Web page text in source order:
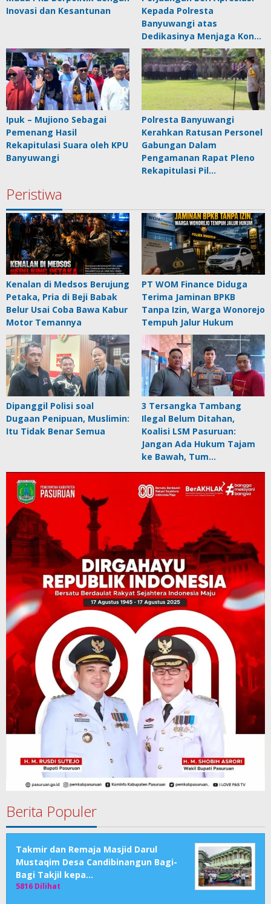
Inovasi dan Kesantunan
Kepada Polresta
Banyuwangi atas
Dedikasinya Menjaga Kon…
Ipuk – Mujiono Sebagai
Pemenang Hasil
Rekapitulasi Suara oleh KPU
Banyuwangi
Polresta Banyuwangi
Kerahkan Ratusan Personel
Gabungan Dalam
Pengamanan Rapat Pleno
Rekapitulasi Pil…
Peristiwa
Kenalan di Medsos Berujung
Petaka, Pria di Beji Babak
Belur Usai Coba Bawa Kabur
Motor Temannya
PT WOM Finance Diduga
Terima Jaminan BPKB
Tanpa Izin, Warga Wonorejo
Tempuh Jalur Hukum
Dipanggil Polisi soal
Dugaan Penipuan, Muslimin:
Itu Tidak Benar Semua
3 Tersangka Tambang
Ilegal Belum Ditahan,
Koalisi LSM Pasuruan:
Jangan Ada Hukum Tajam
ke Bawah, Tum…
Berita Populer
Takmir dan Remaja Masjid Darul
Mustaqim Desa Candibinangun Bagi-
Bagi Takjil kepa…
5816 Dilihat